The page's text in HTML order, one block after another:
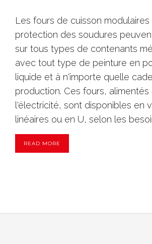
Les fours de cuisson modulaires
protection des soudures
sur tous types de contenants
avec tout type de peinture en
liquide et à n'importe quelle
production. Ces fours, alimentés
l'électricité, sont disponibles en
linéaires ou en U, selon les
READ MORE